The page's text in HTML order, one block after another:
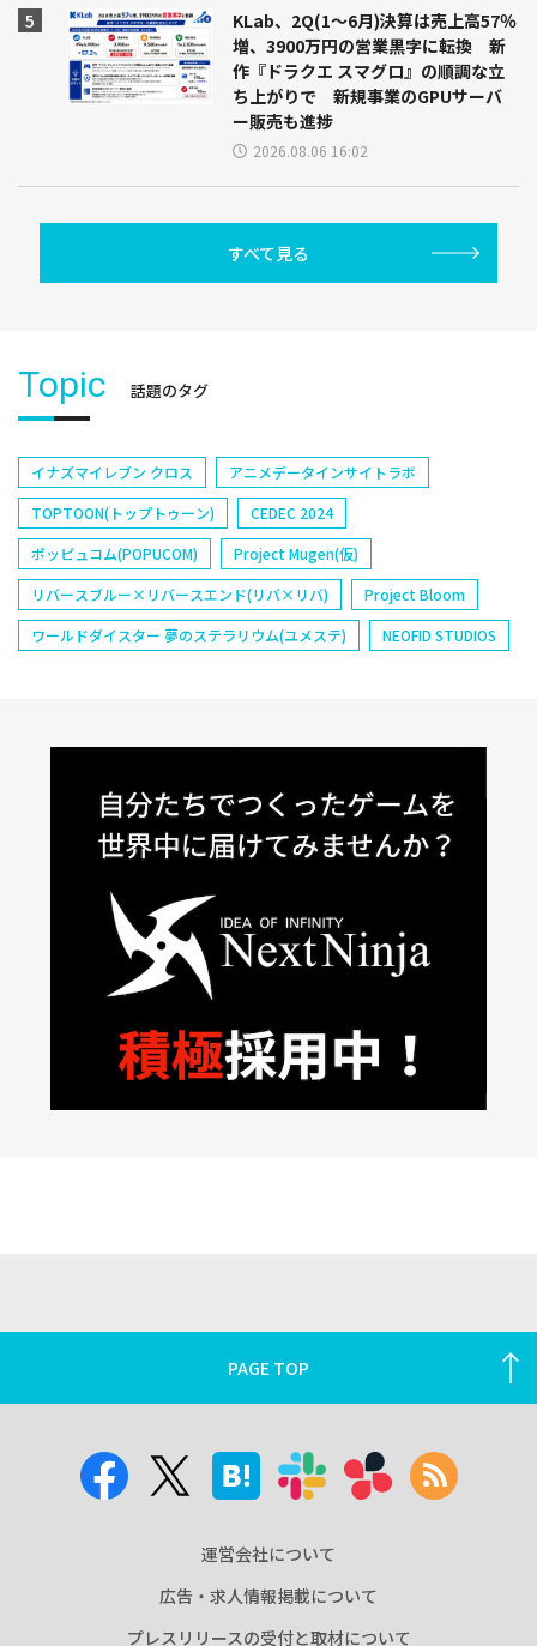
KLab、2Q(1～6月)決算は売上高57％
増、3900万円の営業黒字に転換 新
作『ドラクエ スマグロ』の順調な立
ち上がりで 新規事業のGPUサーバ
ー販売も進捗
2026.08.06 16:02
すべて見る
Topic 話題のタグ
イナズマイレブン クロス
アニメデータインサイトラボ
TOPTOON(トップトゥーン)
CEDEC 2024
ポッピュコム(POPUCOM)
Project Mugen(仮)
リバースブルー×リバースエンド(リバ×リバ)
Project Bloom
ワールドダイスター 夢のステラリウム(ユメステ)
NEOFID STUDIOS
PAGE TOP
運営会社について
広告・求人情報掲載について
プレスリリースの受付と取材について